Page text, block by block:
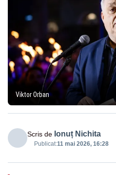
Viktor Orban
Scris de Ionuț Nichita
Publicat:11 mai 2026, 16:28